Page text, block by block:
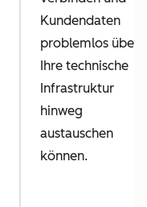
Kundendaten
problemlos über
Ihre technische
Infrastruktur
hinweg
austauschen
können.